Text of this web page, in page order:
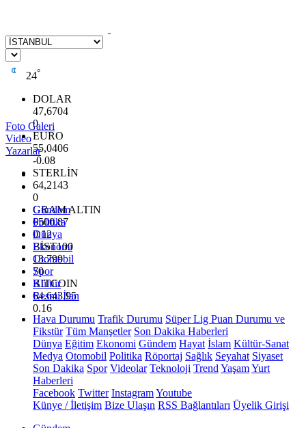
24°
DOLAR
47,6704
0
EURO
55,0406
-0.08
STERLİN
64,2143
0
GRAM ALTIN
6500.87
0.12
BİST100
13.799
70
BITCOIN
64.643,95
0.16
Foto Galeri
Video
Yazarlar
Gündem
Politika
Dünya
Ekonomi
Otomobil
Spor
Kültür
Resmi İlan
Hava Durumu Trafik Durumu Süper Lig Puan Durumu ve
Fikstür Tüm Manşetler Son Dakika Haberleri
Dünya Eğitim Ekonomi Gündem Hayat İslam Kültür-Sanat
Medya Otomobil Politika Röportaj Sağlık Seyahat Siyaset
Son Dakika Spor Videolar Teknoloji Trend YaşamYurt
Haberleri
Facebook Twitter InstagramYoutube
Künye / İletişim Bize Ulaşın RSS Bağlantıları Üyelik Girişi